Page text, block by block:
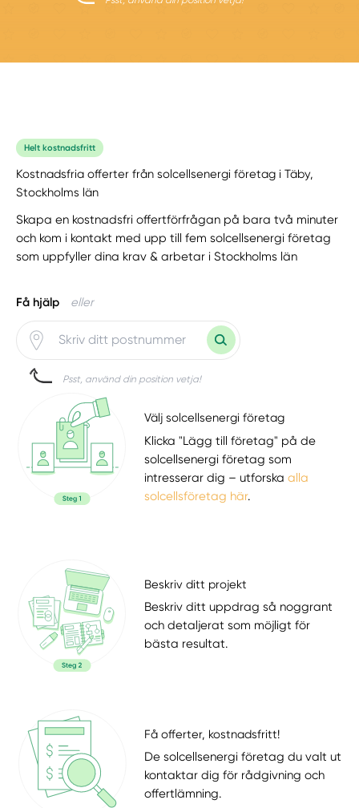
Helt kostnadsfritt
Kostnadsfria offerter från solcellsenergi företag i Täby,
Stockholms län
Skapa en kostnadsfri offertförfrågan på bara två minuter
och kom i kontakt med upp till fem solcellsenergi företag
som uppfyller dina krav & arbetar i Stockholms län
Få hjälp eller
Psst, använd din position vetja!
Välj solcellsenergi företag
Klicka "Lägg till företag" på de
solcellsenergi företag som
intresserar dig – utforskaalla
solcellsföretag här.
Beskriv ditt projekt
Beskriv ditt uppdrag så noggrant
och detaljerat som möjligt för
bästa resultat.
Få offerter, kostnadsfritt!
De solcellsenergi företag du valt ut
kontaktar dig för rådgivning och
offertlämning.